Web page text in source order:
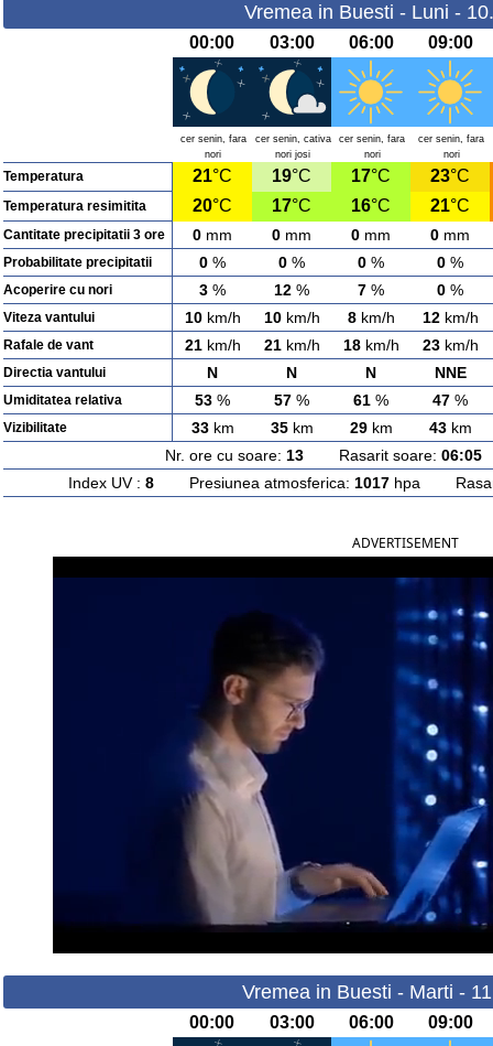
Vremea in Buesti - Luni -
00:00 03:00 06:00 09:00
cer senin, fara
nori
cer senin, cativa
nori josi
cer senin, fara
nori
cer senin, fara
nori
Temperatura 21°C 19°C 17°C 23°C
Temperatura resimitita 20°C 17°C 16°C 21°C
Cantitate precipitatii 3 ore 0 mm 0 mm 0 mm 0 mm
Probabilitate precipitatii 0 % 0 % 0 % 0 %
Acoperire cu nori 3 % 12 % 7 % 0 %
Viteza vantului 10km/h 10km/h 8km/h 12km/h
Rafale de vant 21km/h 21km/h 18km/h 23km/h
Directia vantului N N N NNE
Umiditatea relativa 53 % 57 % 61 % 47 %
Vizibilitate 33km 35km 29km 43km
Nr. ore cu soare: 13Rasarit soare: 06:05
Index UV : 8Presiunea atmosferica: 1017hpa
ADVERTISEMENT
Vremea in Buesti - Marti -
00:00 03:00 06:00 09:00